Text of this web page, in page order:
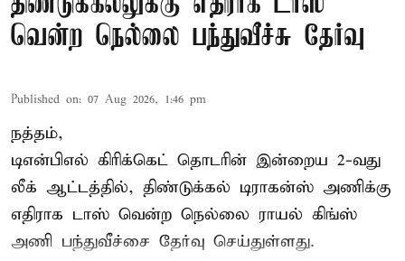
வென்ற நெல்லை பந்துவீச்சு தேர்வு
Published on: 07 Aug 2026, 1:46 pm
நத்தம்,
டிஎன்பிஎல் கிரிக்கெட் தொடரின் இன்றைய 2-வது
லீக் ஆட்டத்தில், திண்டுக்கல் டிராகன்ஸ் அணிக்கு
எதிராக டாஸ் வென்ற நெல்லை ராயல் கிங்ஸ்
அணி பந்துவீச்சை தேர்வு செய்துள்ளது.